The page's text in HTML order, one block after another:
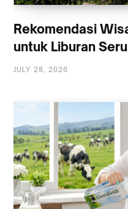
Rekomendasi
untuk Liburan
JULY 28, 2026